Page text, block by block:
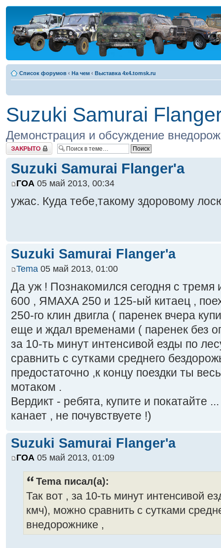
Список форумов ‹ На чем ‹ Выставка 4x4.tomsk.ru
Suzuki Samurai
Демонстрация и обсуждение
Закрыто
Suzuki Samurai Flanger'a
ГОА 05 май 2013, 00:34
ужас. Куда тебе,такому здоровому
Suzuki Samurai Flanger'a
Tema 05 май 2013, 01:00
Да уж ! Познакомился сегодня с
600 , ЯМАХА 250 и 125-ый китаец ,
250-го клин двигла ( паренек вчера
еще и ждал временами ( паренек без
за 10-ть минут интенсивой езды по
сравнить с сутками среднего
предостаточно ,к концу поездки ты
мотаком .
Вердикт - ребята, купите и покатайте
канает , не почувствуете !)
Suzuki Samurai Flanger'a
ГОА 05 май 2013, 01:09
Tema писал(а):
Так вот , за 10-ть минут интенсивой
кмч), можно сравнить с сутками
внедорожнике ,